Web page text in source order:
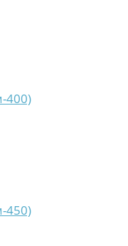
400)
450)